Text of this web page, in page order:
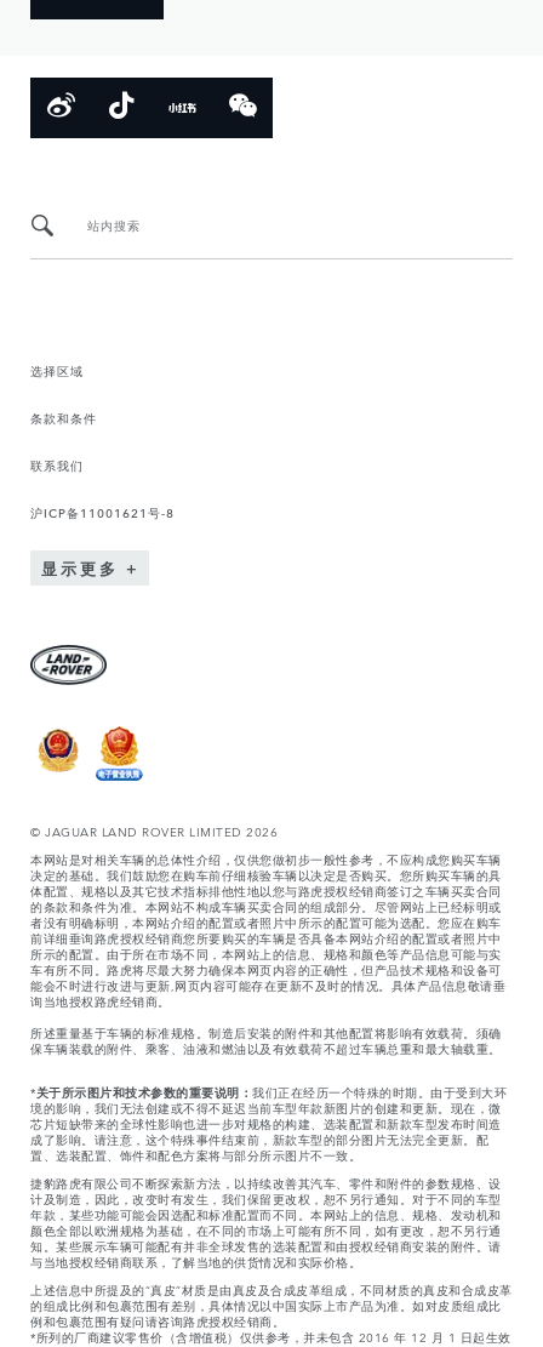
站内搜索
选择区域
条款和条件
联系我们
沪ICP备11001621号-8
显示更多
© JAGUAR LAND ROVER LIMITED 2026
本网站是对相关车辆的总体性介绍，仅供您做初步一般性参考，不应构成您购买车辆
决定的基础。我们鼓励您在购车前仔细核验车辆以决定是否购买。您所购买车辆的具
体配置、规格以及其它技术指标排他性地以您与路虎授权经销商签订之车辆买卖合同
的条款和条件为准。本网站不构成车辆买卖合同的组成部分。尽管网站上已经标明或
者没有明确标明，本网站介绍的配置或者照片中所示的配置可能为选配。您应在购车
前详细垂询路虎授权经销商您所要购买的车辆是否具备本网站介绍的配置或者照片中
所示的配置。由于所在市场不同，本网站上的信息、规格和颜色等产品信息可能与实
车有所不同。路虎将尽最大努力确保本网页内容的正确性，但产品技术规格和设备可
能会不时进行改进与更新,网页内容可能存在更新不及时的情况。具体产品信息敬请垂
询当地授权路虎经销商。
所述重量基于车辆的标准规格。制造后安装的附件和其他配置将影响有效载荷。须确
保车辆装载的附件、乘客、油液和燃油以及有效载荷不超过车辆总重和最大轴载重。
*关于所示图片和技术参数的重要说明： 我们正在经历一个特殊的时期。由于受到大环
境的影响，我们无法创建或不得不延迟当前车型年款新图片的创建和更新。现在，微
芯片短缺带来的全球性影响也进一步对规格的构建、选装配置和新款车型发布时间造
成了影响。请注意，这个特殊事件结束前，新款车型的部分图片无法完全更新。配
置、选装配置、饰件和配色方案将与部分所示图片不一致。
捷豹路虎有限公司不断探索新方法，以持续改善其汽车、零件和附件的参数规格、设
计及制造，因此，改变时有发生，我们保留更改权，恕不另行通知。对于不同的车型
年款，某些功能可能会因选配和标准配置而不同。本网站上的信息、规格、发动机和
颜色全部以欧洲规格为基础，在不同的市场上可能有所不同，如有更改，恕不另行通
知。某些展示车辆可能配有并非全球发售的选装配置和由授权经销商安装的附件。请
与当地授权经销商联系，了解当地的供货情况和实际价格。
上述信息中所提及的“真皮”材质是由真皮及合成皮革组成，不同材质的真皮和合成皮革
的组成比例和包裹范围有差别，具体情况以中国实际上市产品为准。如对皮质组成比
例和包裹范围有疑问请咨询路虎授权经销商。
*所列的厂商建议零售价（含增值税）仅供参考，并未包含 2016 年 12 月 1 日起生效